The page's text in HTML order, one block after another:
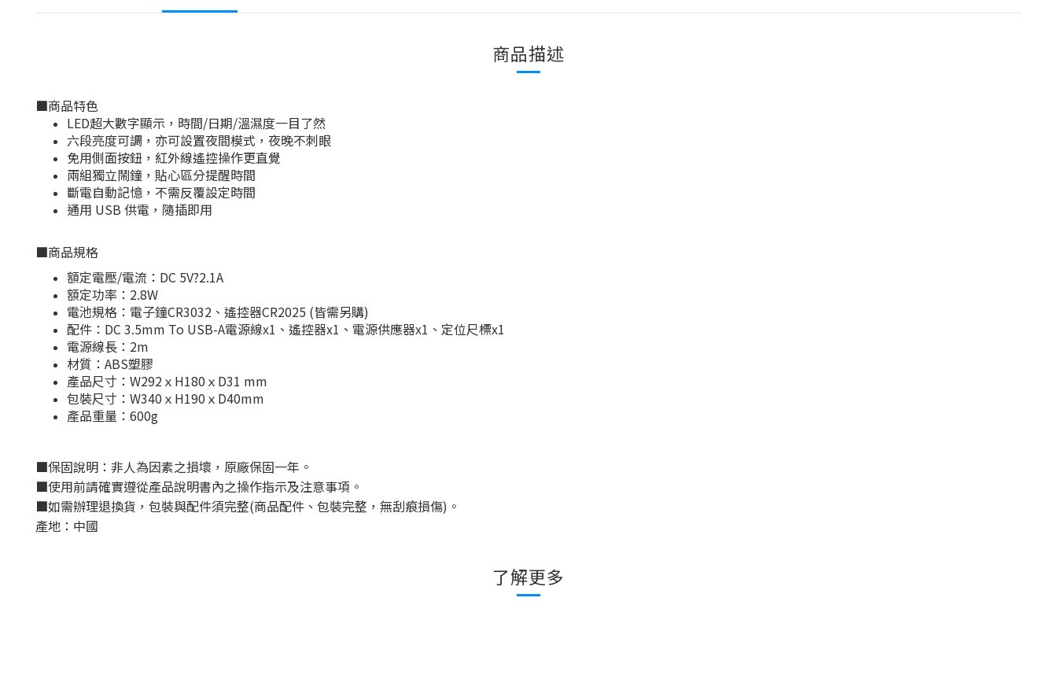
商品描述
■商品特色
LED超大數字顯示，時間/日期/溫濕度一目了然
六段亮度可調，亦可設置夜間模式，夜晚不刺眼
免用側面按鈕，紅外線遙控操作更直覺
兩組獨立鬧鐘，貼心區分提醒時間
斷電自動記憶，不需反覆設定時間
通用 USB 供電，隨插即用
■商品規格
額定電壓/電流：DC 5V?2.1A
額定功率：2.8W
電池規格：電子鐘CR3032、遙控器CR2025 (皆需另購)
配件：DC 3.5mm To USB-A電源線x1、遙控器x1、電源供應器x1、定位尺標x1
電源線長：2m
材質：ABS塑膠
產品尺寸：W292ｘH180ｘD31 mm
包裝尺寸：W340ｘH190ｘD40mm
產品重量：600g
■保固說明：非人為因素之損壞，原廠保固一年。
■使用前請確實遵從產品說明書內之操作指示及注意事項。
■如需辦理退換貨，包裝與配件須完整(商品配件、包裝完整，無刮痕損傷) 。
產地：中國
了解更多